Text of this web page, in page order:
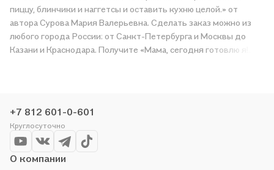
пиццу, блинчики и наггетсы и оставить кухню целой.» от
автора Сурова Мария Валерьевна. Сделать заказ можно из
любого города России: от Санкт-Петербурга и Москвы до
Казани и Краснодара. Получите «Мама, сегодня готовлю я!
историю по приятной цене. Например, организуем конкурсы и
проводим акции. Оставайтесь с нами, чтобы не упустить
выгоду!
+7 812 601-0-601
Круглосуточно
О компании